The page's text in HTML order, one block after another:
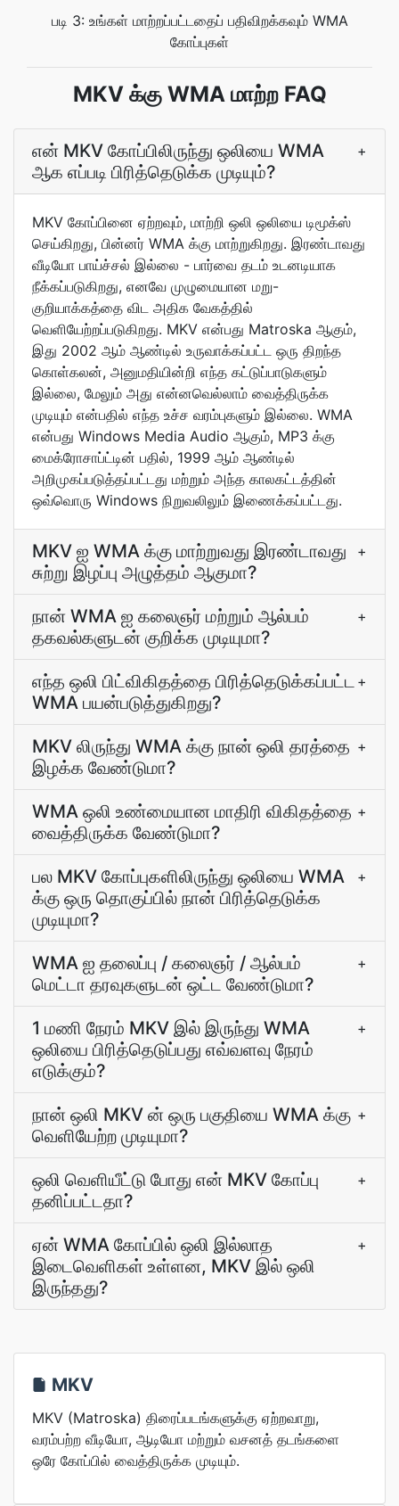
படி 3: உங்கள் மாற்றப்பட்டதைப் பதிவிறக்கவும் WMA
கோப்புகள்
MKV க்கு WMA மாற்ற FAQ
என் MKV கோப்பிலிருந்து ஒலியை WMA
ஆக எப்படி பிரித்தெடுக்க முடியும்?
+
MKV கோப்பினை ஏற்றவும், மாற்றி ஒலி ஒலியை டிமூக்ஸ்
செய்கிறது, பின்னர் WMA க்கு மாற்றுகிறது. இரண்டாவது
வீடியோ பாய்ச்சல் இல்லை - பார்வை தடம் உடனடியாக
நீக்கப்படுகிறது, எனவே முழுமையான மறு-
குறியாக்கத்தை விட அதிக வேகத்தில்
வெளியேற்றப்படுகிறது. MKV என்பது Matroska ஆகும்,
இது 2002 ஆம் ஆண்டில் உருவாக்கப்பட்ட ஒரு திறந்த
கொள்கலன், அனுமதியின்றி எந்த கட்டுப்பாடுகளும்
இல்லை, மேலும் அது என்னவெல்லாம் வைத்திருக்க
முடியும் என்பதில் எந்த உச்ச வரம்புகளும் இல்லை. WMA
என்பது Windows Media Audio ஆகும், MP3 க்கு
மைக்ரோசாப்ட்டின் பதில், 1999 ஆம் ஆண்டில்
அறிமுகப்படுத்தப்பட்டது மற்றும் அந்த காலகட்டத்தின்
ஒவ்வொரு Windows நிறுவலிலும் இணைக்கப்பட்டது.
MKV ஐ WMA க்கு மாற்றுவது இரண்டாவது
சுற்று இழப்பு அழுத்தம் ஆகுமா?
+
நான் WMA ஐ கலைஞர் மற்றும் ஆல்பம்
தகவல்களுடன் குறிக்க முடியுமா?
+
எந்த ஒலி பிட்விகிதத்தை பிரித்தெடுக்கப்பட்ட
WMA பயன்படுத்துகிறது?
+
MKV லிருந்து WMA க்கு நான் ஒலி தரத்தை
இழக்க வேண்டுமா?
+
WMA ஒலி உண்மையான மாதிரி விகிதத்தை
வைத்திருக்க வேண்டுமா?
+
பல MKV கோப்புகளிலிருந்து ஒலியை WMA
க்கு ஒரு தொகுப்பில் நான் பிரித்தெடுக்க
முடியுமா?
+
WMA ஐ தலைப்பு / கலைஞர் / ஆல்பம்
மெட்டா தரவுகளுடன் ஒட்ட வேண்டுமா?
+
1 மணி நேரம் MKV இல் இருந்து WMA
ஒலியை பிரித்தெடுப்பது எவ்வளவு நேரம்
எடுக்கும்?
+
நான் ஒலி MKV ன் ஒரு பகுதியை WMA க்கு
வெளியேற்ற முடியுமா?
+
ஒலி வெளியீட்டு போது என் MKV கோப்பு
தனிப்பட்டதா?
+
ஏன் WMA கோப்பில் ஒலி இல்லாத
இடைவெளிகள் உள்ளன, MKV இல் ஒலி
இருந்தது?
+
MKV
MKV (Matroska) திரைப்படங்களுக்கு ஏற்றவாறு,
வரம்பற்ற வீடியோ, ஆடியோ மற்றும் வசனத் தடங்களை
ஒரே கோப்பில் வைத்திருக்க முடியும்.